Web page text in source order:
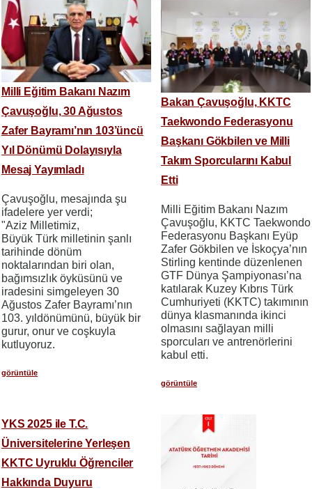
Milli Eğitim Bakanı Nazım
Çavuşoğlu, 30 Ağustos
Zafer Bayramı’nın 103’üncü
Yıl Dönümü Dolayısıyla
Mesaj Yayımladı
Çavuşoğlu, mesajında şu
ifadelere yer verdi;
"Aziz Milletimiz,
Büyük Türk milletinin şanlı
tarihinde dönüm
noktalarından biri olan,
bağımsızlık öyküsünü ve
iradesini simgeleyen 30
Ağustos Zafer Bayramı’nın
103. yıldönümünü, büyük bir
gurur, onur ve coşkuyla
kutluyoruz.
görüntüle
Bakan Çavuşoğlu, KKTC
Taekwondo Federasyonu
Başkanı Gökbilen ve Milli
Takım Sporcularını Kabul
Etti
Milli Eğitim Bakanı Nazım
Çavuşoğlu, KKTC Taekwondo
Federasyonu Başkanı Eyüp
Zafer Gökbilen ve İskoçya’nın
Stirling kentinde düzenlenen
GTF Dünya Şampiyonası’na
katılarak Kuzey Kıbrıs Türk
Cumhuriyeti (KKTC) takımının
dünya klasmanında ikinci
olmasını sağlayan milli
sporcuları ve antrenörlerini
kabul etti.
görüntüle
YKS 2025 ile T.C.
Üniversitelerine Yerleşen
KKTC Uyruklu Öğrenciler
Hakkında Duyuru